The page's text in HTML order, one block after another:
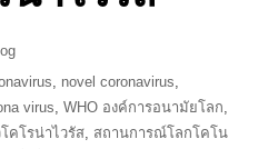
, novel coronavirus,
virus, WHO องค์การอนามัยโลก,
คโรน่าไวรัส, สถานการณ์โลกโคโน